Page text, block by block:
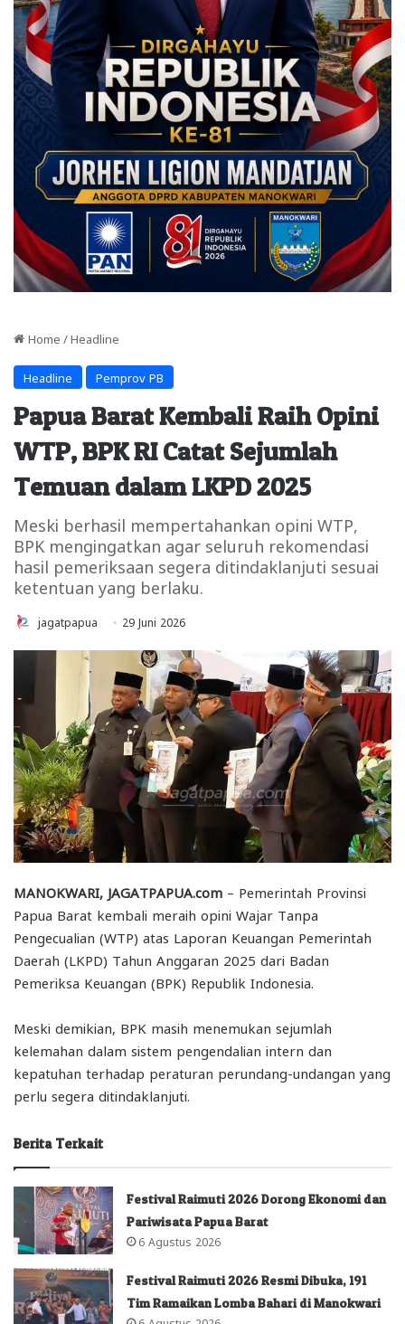
Home / Headline
Headline Pemprov PB
Papua Barat Kembali Raih Opini
WTP, BPK RI Catat Sejumlah
Temuan dalam LKPD 2025
Meski berhasil mempertahankan opini WTP,
BPK mengingatkan agar seluruh rekomendasi
hasil pemeriksaan segera ditindaklanjuti sesuai
ketentuan yang berlaku.
jagatpapua 29 Juni 2026
MANOKWARI, JAGATPAPUA.com – Pemerintah Provinsi
Papua Barat kembali meraih opini Wajar Tanpa
Pengecualian (WTP) atas Laporan Keuangan Pemerintah
Daerah (LKPD) Tahun Anggaran 2025 dari Badan
Pemeriksa Keuangan (BPK) Republik Indonesia.
Meski demikian, BPK masih menemukan sejumlah
kelemahan dalam sistem pengendalian intern dan
kepatuhan terhadap peraturan perundang-undangan yang
perlu segera ditindaklanjuti.
Berita Terkait
Festival Raimuti 2026 Dorong Ekonomi dan
Pariwisata Papua Barat
6 Agustus 2026
Festival Raimuti 2026 Resmi Dibuka, 191
Tim Ramaikan Lomba Bahari di Manokwari